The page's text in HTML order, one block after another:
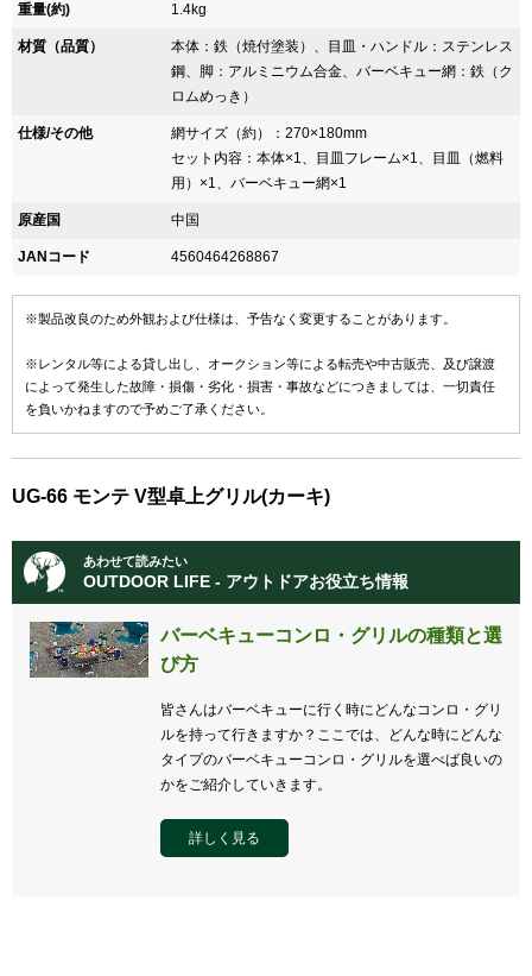
重量(約) 1.4kg
材質（品質）
本体：鉄（焼付塗装）、目皿・ハンドル：ステンレス
鋼、脚：アルミニウム合金、バーベキュー網：鉄（ク
ロムめっき）
仕様/その他
網サイズ（約）：270×180mm
セット内容：本体×1、目皿フレーム×1、目皿（燃料
用）×1、バーベキュー網×1
原産国 中国
JANコード 4560464268867
※製品改良のため外観および仕様は、予告なく変更することがあります。
※レンタル等による貸し出し、オークション等による転売や中古販売、及び譲渡
によって発生した故障・損傷・劣化・損害・事故などにつきましては、一切責任
を負いかねますので予めご了承ください。
UG-66 モンテ V型卓上グリル(カーキ)
あわせて読みたい
OUTDOOR LIFE - アウトドアお役立ち情報
バーベキューコンロ・グリルの種類と選
び方
皆さんはバーベキューに行く時にどんなコンロ・グリ
ルを持って行きますか？ここでは、どんな時にどんな
タイプのバーベキューコンロ・グリルを選べば良いの
かをご紹介していきます。
詳しく見る